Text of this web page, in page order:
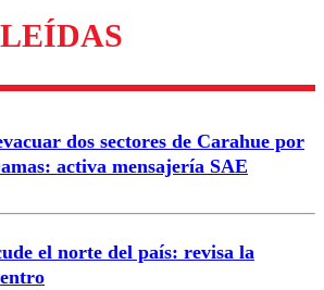
Enviar comentario
dos sectores de Carahue por
activa mensajería SAE
el norte del país: revisa la